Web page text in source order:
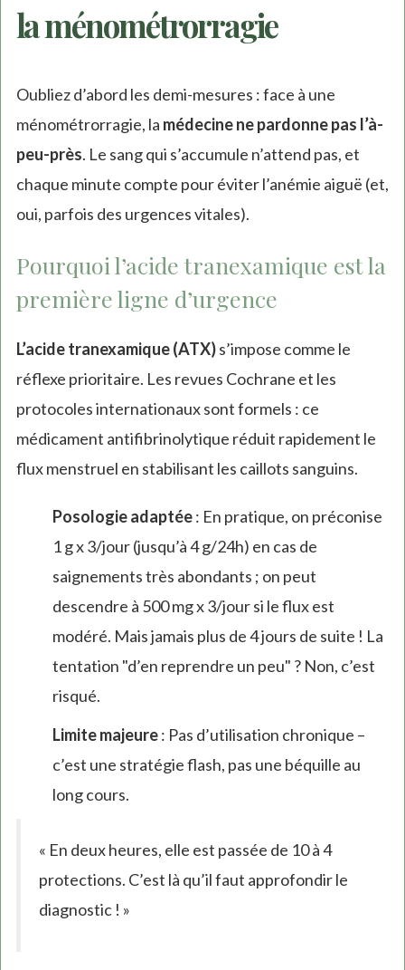
la ménométrorragie
Oubliez d’abord les demi-mesures : face à une
ménométrorragie, la médecine ne pardonne pas l’à-
peu-près. Le sang qui s’accumule n’attend pas, et
chaque minute compte pour éviter l’anémie aiguë (et,
oui, parfois des urgences vitales).
Pourquoi l’acide tranexamique est la
première ligne d’urgence
L’acide tranexamique (ATX)s’impose comme le
réflexe prioritaire. Les revues Cochrane et les
protocoles internationaux sont formels : ce
médicament antifibrinolytique réduit rapidement le
flux menstruel en stabilisant les caillots sanguins.
Posologie adaptée: En pratique, on préconise
1 g x 3/jour (jusqu’à 4 g/24h) en cas de
saignements très abondants ; on peut
descendre à 500 mg x 3/jour si le flux est
modéré. Mais jamais plus de 4 jours de suite ! La
tentation "d’en reprendre un peu" ? Non, c’est
risqué.
Limite majeure: Pas d’utilisation chronique –
c’est une stratégie flash, pas une béquille au
long cours.
« En deux heures, elle est passée de 10 à 4
protections. C’est là qu’il faut approfondir le
diagnostic ! »